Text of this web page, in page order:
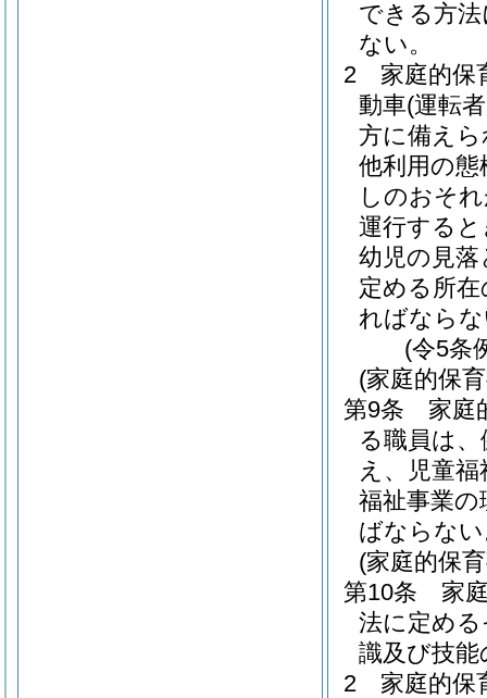
できる方
ない。
2
家庭的保
動車(運転
方に備え
他利用の
しのおそ
運行する
幼児の見
定める所在
ればなら
(令5条
(家庭的保
第9条
家庭
る職員は
え、児童
福祉事業
ばならな
(家庭的保
第10条
家
法に定め
識及び技
2
家庭的保